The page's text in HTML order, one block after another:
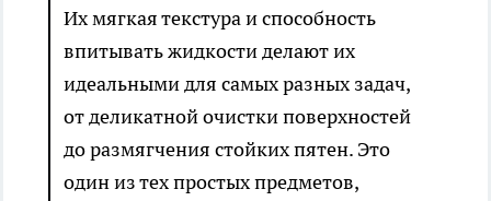
Их мягкая текстура и способность
впитывать жидкости делают их
идеальными для самых разных задач,
от деликатной очистки поверхностей
до размягчения стойких пятен. Это
один из тех простых предметов,